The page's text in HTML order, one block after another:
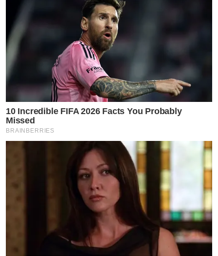
10 Incredible FIFA 2026 Facts You Probably
Missed
BRAINBERRIES